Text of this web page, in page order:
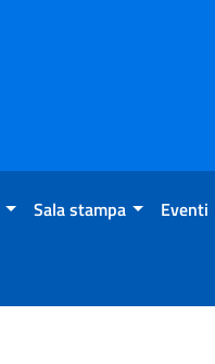
Sala stampa Eventi